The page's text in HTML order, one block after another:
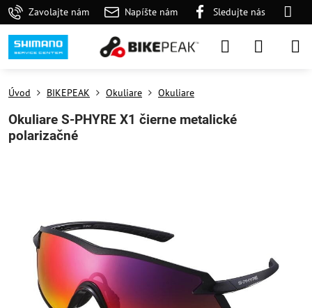
Zavolajte nám Napíšte nám Sledujte nás
Úvod BIKEPEAK Okuliare Okuliare
Okuliare S-PHYRE X1 čierne metalické
polarizačné